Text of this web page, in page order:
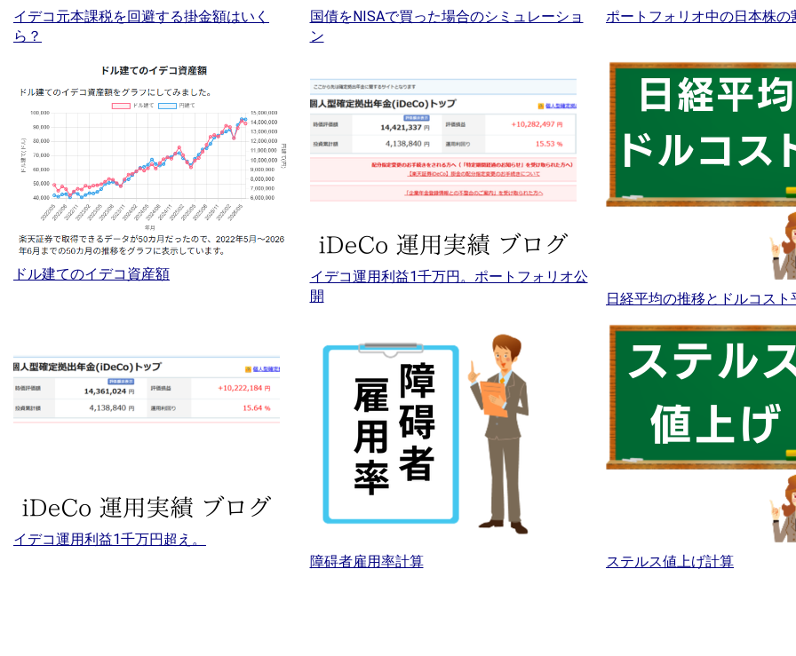
イデコ元本課税を回避する掛金額はいく
ら？
国債をNISAで買った場合のシミュレーショ
ン
ポートフォリオ中の日本株の
ドル建てのイデコ資産額
イデコ運用利益1千万円。ポートフォリオ公
開
日経平均の推移とドルコスト
イデコ運用利益1千万円超え。
障碍者雇用率計算
ステルス値上げ計算